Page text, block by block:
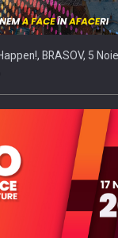
BRASOV, 5